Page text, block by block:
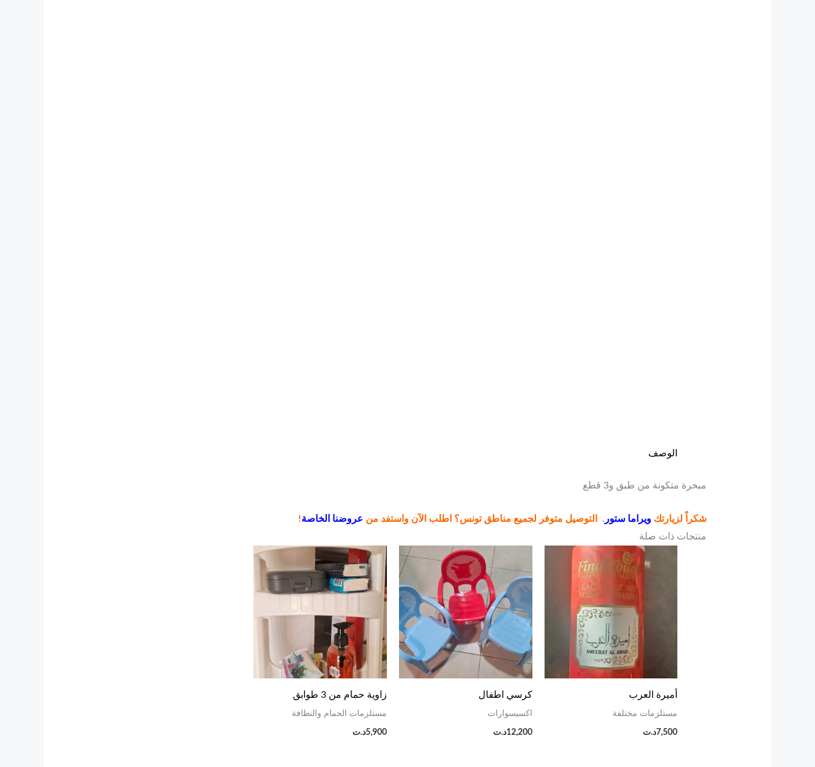
الوصف
مبخرة متكونة من طبق و3 قطع
شكراً لزيارتك ويراما ستور . التوصيل متوفر لجميع مناطق تونس؟ اطلب الآن واستفد من عروضنا الخاصة!
منتجات ذات صلة
أميرة العرب
مستلزمات مختلفة
7,500د.ت
كرسي اطفال
اكسيسوارات
12,200د.ت
زاوية حمام من 3 طوابق
مستلزمات الحمام والنظافة
5,900د.ت